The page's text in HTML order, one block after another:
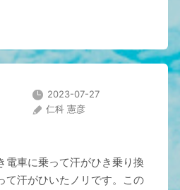
2023-07-27
仁科 憲彦
電車に乗って汗がひき乗り換
て汗がひいたノリです。この